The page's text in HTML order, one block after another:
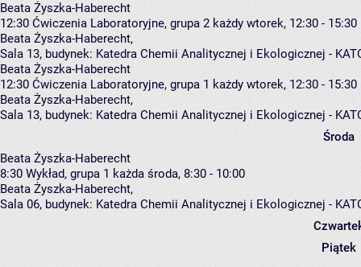
Beata Żyszka-Haberecht
12:30 Ćwiczenia Laboratoryjne, grupa 2 każdy wtorek, 12:30 - 15:30
Beata Żyszka-Haberecht,
Sala 13, budynek: Katedra Chemii Analitycznej i Ekologicznej -
Beata Żyszka-Haberecht
12:30 Ćwiczenia Laboratoryjne, grupa 1 każdy wtorek, 12:30 - 15:30
Beata Żyszka-Haberecht,
Sala 13, budynek: Katedra Chemii Analitycznej i Ekologicznej -
Środa
Beata Żyszka-Haberecht
8:30 Wykład, grupa 1 każda środa, 8:30 - 10:00
Beata Żyszka-Haberecht,
Sala 06, budynek: Katedra Chemii Analitycznej i Ekologicznej -
Piątek